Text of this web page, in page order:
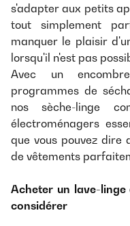
s'adapter aux petits
tout simplement
manquer le plaisir
lorsqu'il n'est pas
Avec un
programmes de
nos sèche-linge
électroménagers
que vous pouvez
de vêtements
Acheter un lave-
considérer